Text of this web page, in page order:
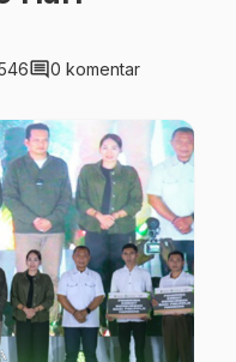
comment0 komentar